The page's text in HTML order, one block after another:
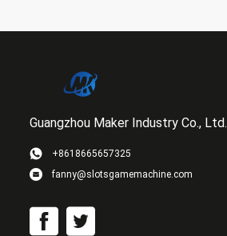
Guangzhou Maker Industry Co., Ltd.
+8618665657325
fanny@slotsgamemachine.com